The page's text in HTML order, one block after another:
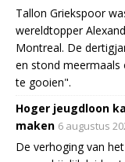
Tallon Griekspoor
wereldtopper
Montreal. De
en stond meermaals
te gooien".
Hoger jeugdloon
maken 6 augustus
De verhoging van